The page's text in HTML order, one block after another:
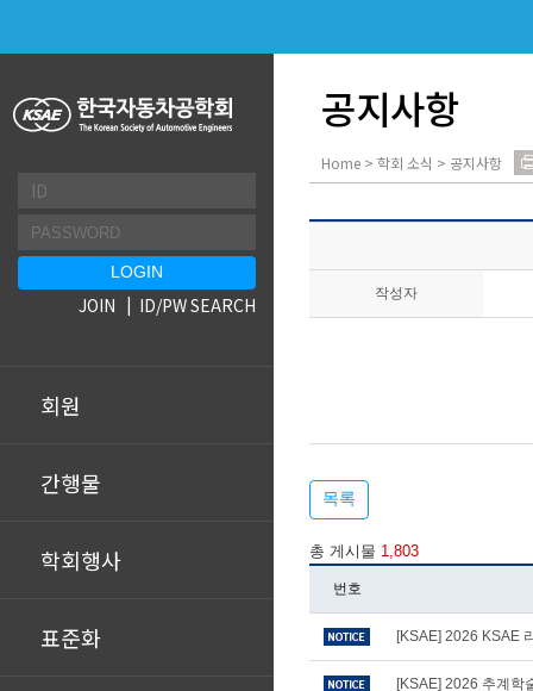
회원
간행물
학회행사
표준화
JOIN ID/PW SEARCH
공지사항
Home > 학회 소식 > 공지사항
작성자
목록
총 게시물 1,803
번호
[KSAE] 2026 KSAE
[KSAE] 2026 추계학